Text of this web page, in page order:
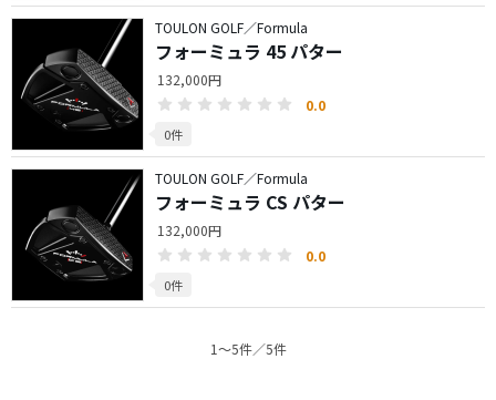
TOULON GOLF／Formula
フォーミュラ 45 パター
132,000円
0.0
0件
TOULON GOLF／Formula
フォーミュラ CS パター
132,000円
0.0
0件
1〜5件／5件